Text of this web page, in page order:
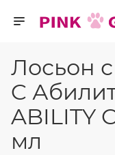
Лосьон
C
ABILITY
мл